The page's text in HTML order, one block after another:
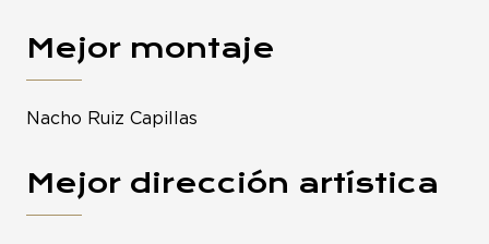
Mejor montaje
Nacho Ruiz Capillas
Mejor dirección artística